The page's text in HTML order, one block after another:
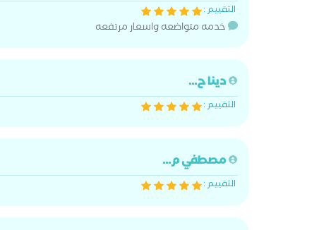
التقييم :
خدمه متواضعه واسعار مرتفعه
دينا ح...
التقييم :
مصطفي م...
التقييم :